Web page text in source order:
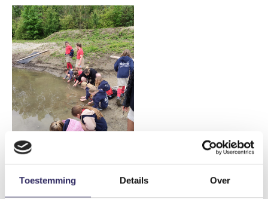
Toestemming Details Over
Rugstreeppadden opsporen